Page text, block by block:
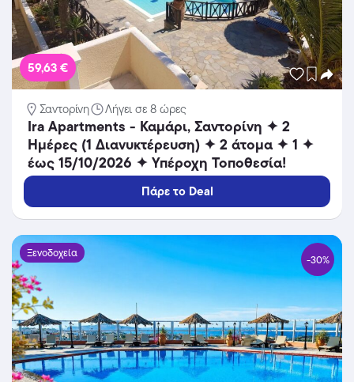
59,63 €
Σαντορίνη Λήγει σε 8 ώρες
Ira Apartments - Καμάρι, Σαντορίνη ✦ 2
Ημέρες (1 Διανυκτέρευση) ✦ 2 άτομα ✦ 1 ✦
έως 15/10/2026 ✦ Υπέροχη Τοποθεσία!
Πάρε το Deal
Ξενοδοχεία -30%